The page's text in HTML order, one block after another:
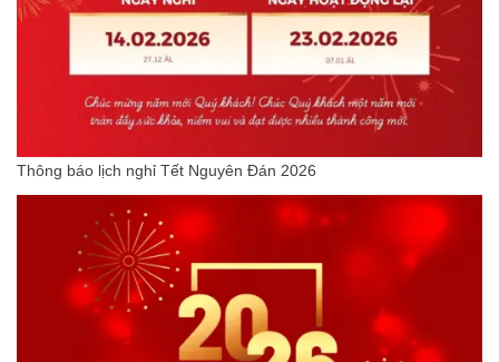
Thông báo lịch nghỉ Tết Nguyên Đán 2026